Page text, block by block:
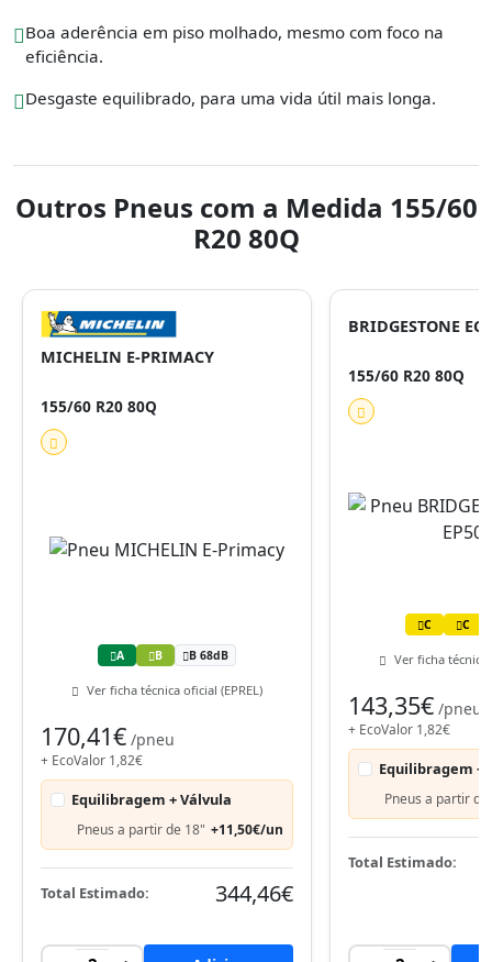
Boa aderência em piso molhado, mesmo com foco na
eficiência.
Desgaste equilibrado, para uma vida útil mais longa.
Outros Pneus com a Medida 155/60
R20 80Q
MICHELIN E-PRIMACY
155/60 R20 80Q
A B B 68dB
Ver ficha técnica oficial (EPREL)
170,41€ /pneu
+ EcoValor 1,82€
Equilibragem + Válvula
Pneus a partir de 18" +11,50€/un
Total Estimado: 344,46€
BRIDGESTONE
155/60 R20 80Q
C C
Ver ficha técnica
143,35€ /pneu
+ EcoValor 1,82€
Equilibragem +
Pneus a partir
Total Estimado: